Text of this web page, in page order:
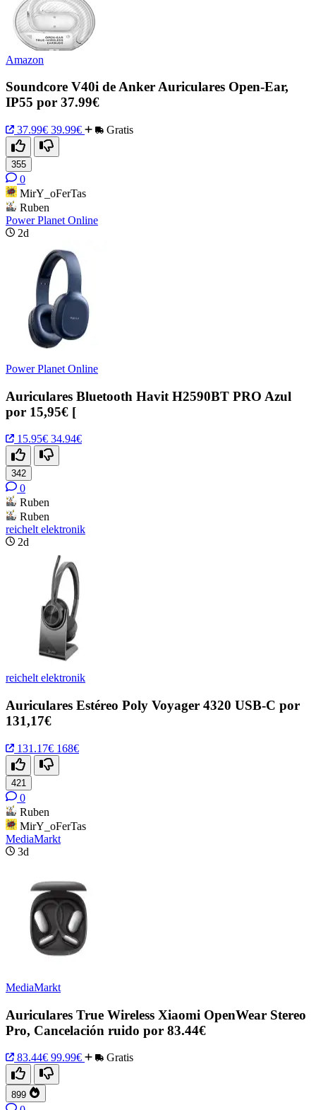
Amazon
Soundcore V40i de Anker Auriculares Open-Ear,
IP55 por 37.99€
37.99€ 39.99€ Gratis
355
0
MirY_oFerTas
Ruben
Power Planet Online
2d
Power Planet Online
Auriculares Bluetooth Havit H2590BT PRO Azul
por 15,95€ [
15.95€ 34.94€
342
0
Ruben
Ruben
reichelt elektronik
2d
reichelt elektronik
Auriculares Estéreo Poly Voyager 4320 USB-C por
131,17€
131.17€ 168€
421
0
Ruben
MirY_oFerTas
MediaMarkt
3d
MediaMarkt
Auriculares True Wireless Xiaomi OpenWear Stereo
Pro, Cancelación ruido por 83.44€
83.44€ 99.99€ Gratis
899